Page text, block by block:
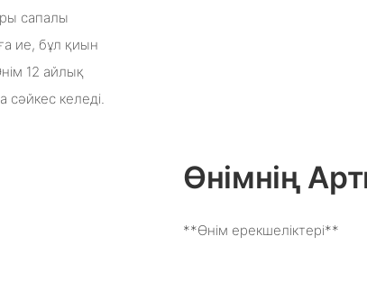
сапалы
ие, бұл қиын
12 айлық
сәйкес келеді.
Өнімнің
**Өнім ерекшеліктері**